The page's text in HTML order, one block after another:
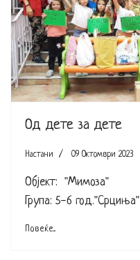
Од дете за дете
Настани 09 Октомври 2023
Објект: "Мимоза"
Група: 5-6 год."Срциња"
Повеќе...